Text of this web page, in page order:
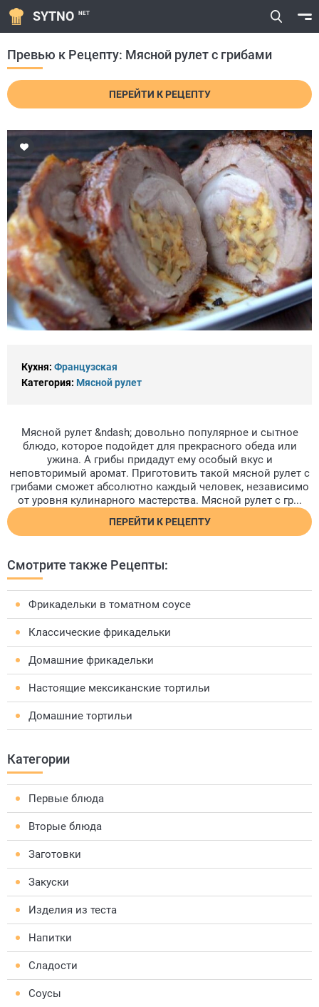
SYTNO NET
Превью к Рецепту: Мясной рулет с грибами
ПЕРЕЙТИ К РЕЦЕПТУ
Кухня: Французская
Категория: Мясной рулет
Мясной рулет &ndash; довольно популярное и сытное
блюдо, которое подойдет для прекрасного обеда или
ужина. А грибы придадут ему особый вкус и
неповторимый аромат. Приготовить такой мясной рулет с
грибами сможет абсолютно каждый человек, независимо
от уровня кулинарного мастерства. Мясной рулет с гр...
ПЕРЕЙТИ К РЕЦЕПТУ
Смотрите также Рецепты:
Фрикадельки в томатном соусе
Классические фрикадельки
Домашние фрикадельки
Настоящие мексиканские тортильи
Домашние тортильи
Категории
Первые блюда
Вторые блюда
Заготовки
Закуски
Изделия из теста
Напитки
Сладости
Соусы